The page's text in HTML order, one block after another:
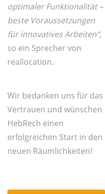
optimaler Funktionalität –
beste Voraussetzungen
für innovatives Arbeiten“,
so ein Sprecher von
reallocation.
Wir bedanken uns für das
Vertrauen und wünschen
HebRech einen
erfolgreichen Start in den
neuen Räumlichkeiten!